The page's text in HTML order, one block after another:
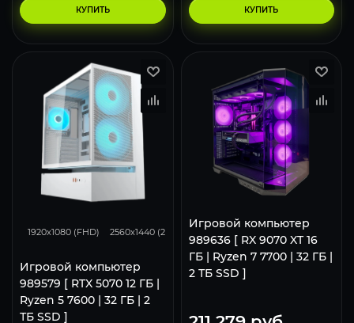
КУПИТЬ КУПИТЬ
1920x1080 (FHD) 2560x1440 (2K) 3840x2160 (4K)
Игровой компьютер
989579 [ RTX 5070 12 ГБ |
Ryzen 5 7600 | 32 ГБ | 2
ТБ SSD ]
Игровой компьютер
989636 [ RX 9070 XT 16
ГБ | Ryzen 7 7700 | 32 ГБ |
2 ТБ SSD ]